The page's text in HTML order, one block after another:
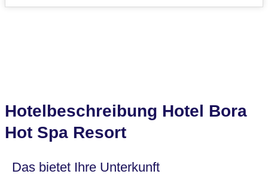
Hotelbeschreibung Hotel Bora
Hot Spa Resort
Das bietet Ihre Unterkunft